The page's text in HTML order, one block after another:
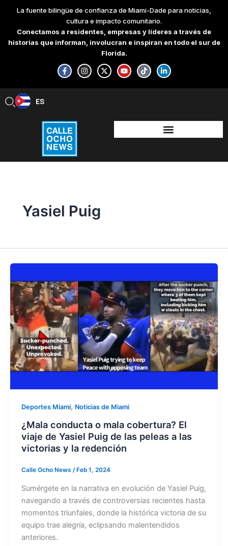
content
La fuente bilingüe de confianza de Miami-Dade para noticias,
cultura e impacto comunitario.
Conectamos a residentes, empresas y líderes a través de
historias que informan, involucran e inspiran en todo el sur de
Florida.
F
a
c
e
-
f
I
n
s
t
X
-
t
w
Y
o
u
t
T
i
k
t
L
i
n
k
-
i
n
ES
EN
Yasiel Puig
Deportes Miami, Noticias de Miami
¿Mala conducta o mala cobertura? El
viaje de Yasiel Puig de las peleas a las
victorias y la redención
Calle Ocho News / Feb 1, 2024
Sumérgete en la narrativa en evolución de Yasiel Puig,
navegando a través de controversias recientes hasta
momentos triunfales, donde la histórica victoria de su
equipo trae alegría, eclipsando malentendidos
anteriores.